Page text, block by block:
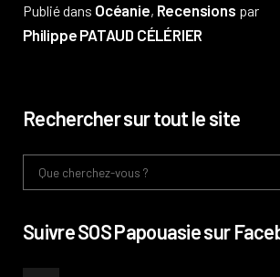
Publié dans Océanie, Recensions par
Philippe PATAUD CÉLÉRIER
Rechercher sur tout le site
Suivre SOS Papouasie sur